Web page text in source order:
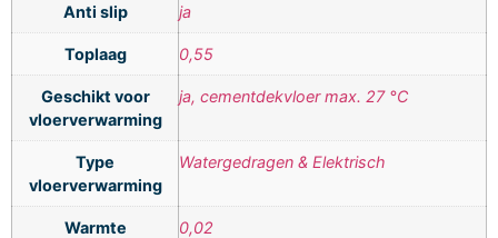
Anti slip ja
Toplaag 0,55
Geschikt voor
vloerverwarming
ja, cementdekvloer max. 27 °C
Type
vloerverwarming
Watergedragen & Elektrisch
Warmte
0,02